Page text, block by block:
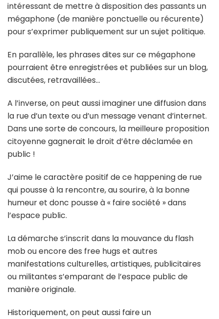
intéressant de mettre à disposition des passants un
mégaphone (de manière ponctuelle ou récurente)
pour s’exprimer publiquement sur un sujet politique.
En parallèle, les phrases dites sur ce mégaphone
pourraient être enregistrées et publiées sur un blog,
discutées, retravaillées…
A l’inverse, on peut aussi imaginer une diffusion dans
la rue d’un texte ou d’un message venant d’internet.
Dans une sorte de concours, la meilleure proposition
citoyenne gagnerait le droit d’être déclamée en
public !
J’aime le caractère positif de ce happening de rue
qui pousse à la rencontre, au sourire, à la bonne
humeur et donc pousse à « faire société » dans
l’espace public.
La démarche s’inscrit dans la mouvance du flash
mob ou encore des free hugs et autres
manifestations culturelles, artistiques, publicitaires
ou militantes s’emparant de l’espace public de
manière originale.
Historiquement, on peut aussi faire un